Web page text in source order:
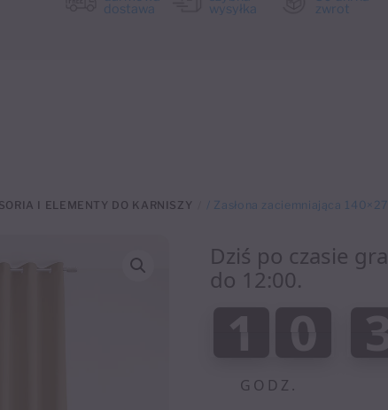
dostawa wysyłka
zwrot
I ELEMENTY DO KARNISZY / Zasłona zaciemniająca
Dziś po czasie
do 12:00.
1
0
1 0
0
GODZ.